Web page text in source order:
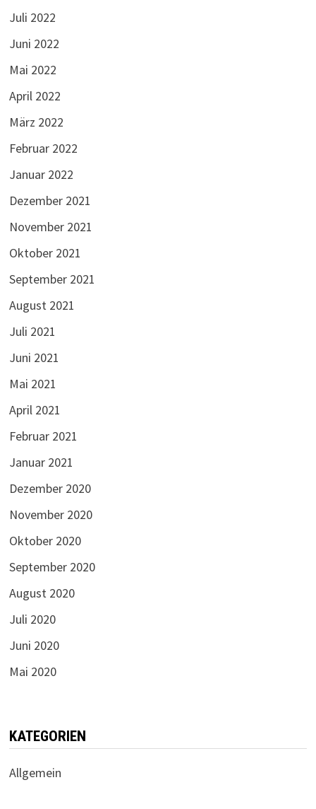
Juli 2022
Juni 2022
Mai 2022
April 2022
März 2022
Februar 2022
Januar 2022
Dezember 2021
November 2021
Oktober 2021
September 2021
August 2021
Juli 2021
Juni 2021
Mai 2021
April 2021
Februar 2021
Januar 2021
Dezember 2020
November 2020
Oktober 2020
September 2020
August 2020
Juli 2020
Juni 2020
Mai 2020
KATEGORIEN
Allgemein